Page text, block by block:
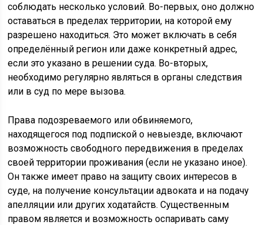
соблюдать несколько условий. Во-первых, оно должно
оставаться в пределах территории, на которой ему
разрешено находиться. Это может включать в себя
определённый регион или даже конкретный адрес,
если это указано в решении суда. Во-вторых,
необходимо регулярно являться в органы следствия
или в суд по мере вызова.
Права подозреваемого или обвиняемого,
находящегося под подпиской о невыезде, включают
возможность свободного передвижения в пределах
своей территории проживания (если не указано иное).
Он также имеет право на защиту своих интересов в
суде, на получение консультации адвоката и на подачу
апелляции или других ходатайств. Существенным
правом является и возможность оспаривать саму